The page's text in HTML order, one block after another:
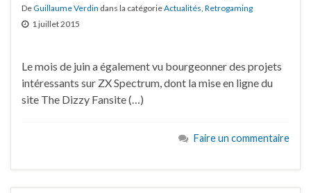
DeGuillaume Verdin dans la catégorieActualités, Retrogaming
1 juillet 2015
Le mois de juin a également vu bourgeonner des projets
intéressants sur ZX Spectrum, dont la mise en ligne du
site The Dizzy Fansite (…)
Faire un commentaire